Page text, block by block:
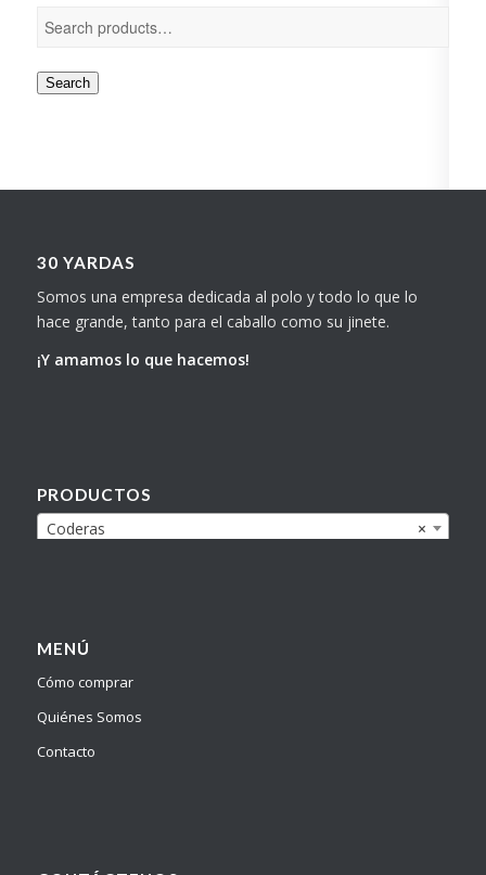
Search
30 YARDAS
Somos una empresa dedicada al polo y todo lo que lo
hace grande, tanto para el caballo como su jinete.
¡Y amamos lo que hacemos!
PRODUCTOS
×
Coderas
MENÚ
Cómo comprar
Quiénes Somos
Contacto